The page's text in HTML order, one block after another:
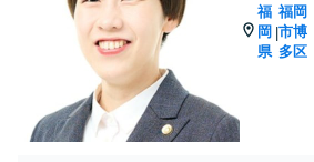
福
岡
県
|
福岡
市博
多区